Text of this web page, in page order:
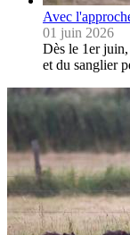
Avec
01 juin 2026
Dès le 1er juin,
et du sanglier